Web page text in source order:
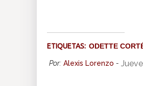
ETIQUETAS: ODETTE
Por: Alexis Lorenzo -